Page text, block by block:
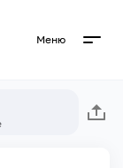
Меню